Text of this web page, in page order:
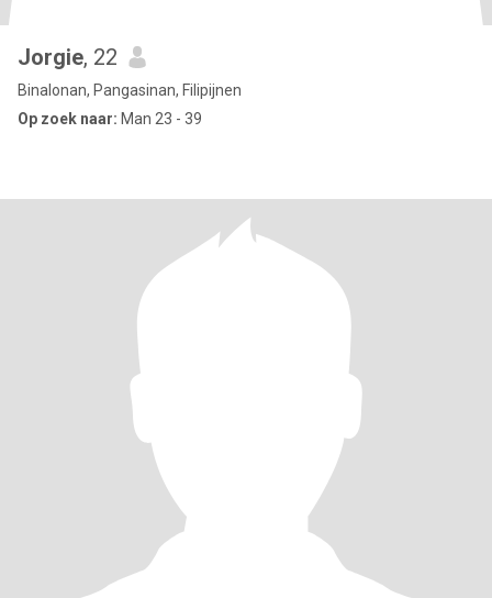
Jorgie, 22
Binalonan, Pangasinan, Filipijnen
Op zoek naar: Man 23 - 39